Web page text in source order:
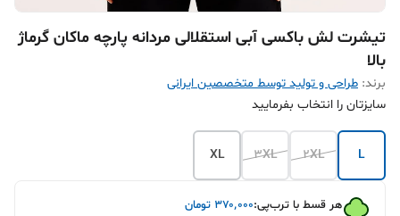
تیشرت لش باکسی آبی استقلالی مردانه پارچه ماکان گرماژ
بالا
برند: طراحی و تولید توسط متخصصین ایرانی
سایزتان را انتخاب بفرمایید
L
2XL
3XL
XL
هر قسط با ترب‌پی:۳۷۰٬۰۰۰ تومان